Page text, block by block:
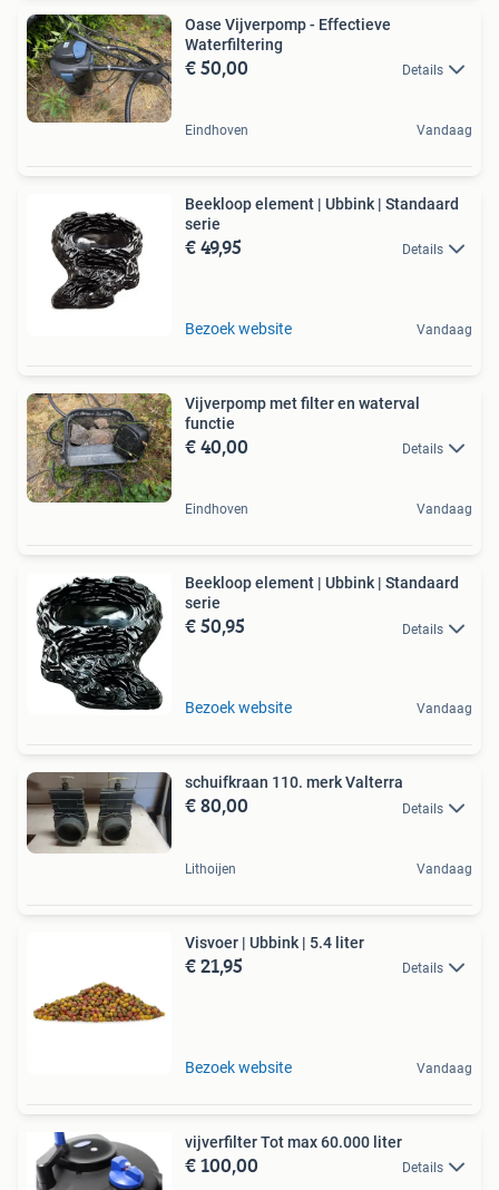
Oase Vijverpomp - Effectieve
Waterfiltering
€ 50,00 Details
Eindhoven Vandaag
Beekloop element | Ubbink | Standaard
serie
€ 49,95 Details
Bezoek website Vandaag
Vijverpomp met filter en waterval
functie
€ 40,00 Details
Eindhoven Vandaag
Beekloop element | Ubbink | Standaard
serie
€ 50,95 Details
Bezoek website Vandaag
schuifkraan 110. merk Valterra
€ 80,00 Details
Lithoijen Vandaag
Visvoer | Ubbink | 5.4 liter
€ 21,95 Details
Bezoek website Vandaag
vijverfilter Tot max 60.000 liter
€ 100,00 Details